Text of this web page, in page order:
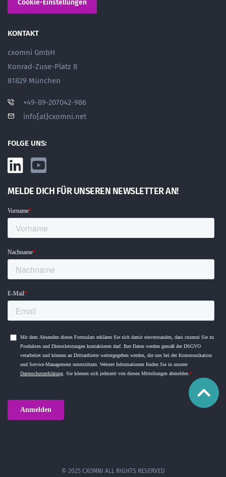
Cookie-Einstellungen
KONTAKT
cxomni GmbH
Konrad-Zuse-Platz 8
81829 München
+49-89-207042-986
info[at}cxomni.net
FOLGE UNS:
MELDE DICH FÜR UNSEREN NEWSLETTER AN!
© 2025 CXOMNI ALL RIGHTS RESERVED